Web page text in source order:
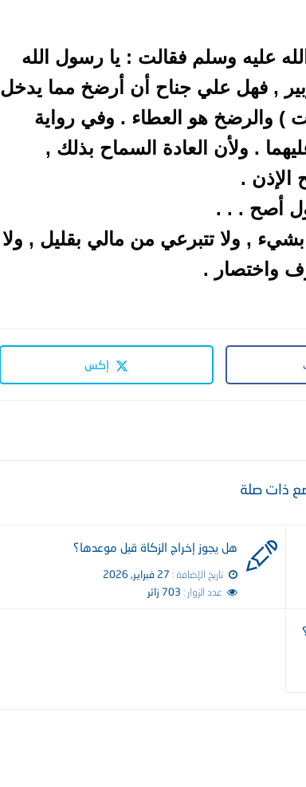
عليه وسلم فقالت : يا رسول الله
, فهل علي جناح أن أرضخ مما يدخل
والرضخ هو العطاء . وفي رواية
. ولأن العادة السماح بذلك ,
.
أصح . . .
, ولا تتبرعي من مالي بقليل , ولا
واختصار .
إكس
ذات صلة
هل يجوز إخراج الزكاة قبل موعدها؟
تاريخ الإضافة : 27 فبراير, 2026
عدد الزوار : 703 زائر